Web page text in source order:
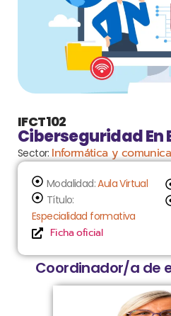
IFCT102
Ciberseguridad En
Sector: Informática y
Modalidad:Aula Virtual
Título:
Especialidad formativa
Ficha oficial
Coordinador/a de